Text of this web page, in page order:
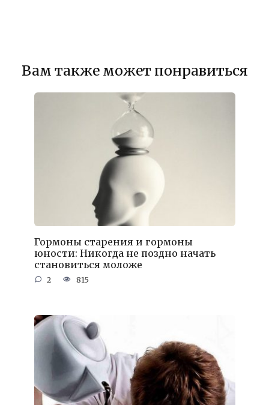
Вам также может понравиться
Гормоны старения и гормоны
юности: Никогда не поздно начать
становиться моложе
2 815